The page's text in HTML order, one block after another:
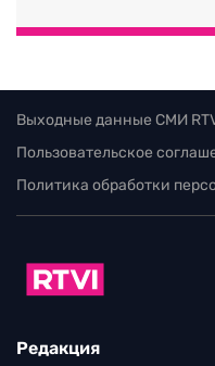
Выходные данные СМИ
Пользовательское
Политика обработки
Редакция